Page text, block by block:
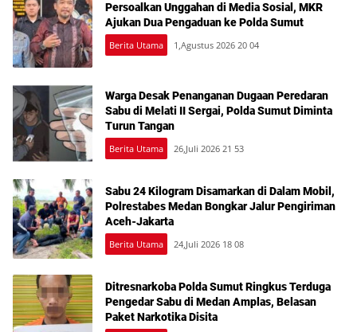
Persoalkan Unggahan di Media Sosial, MKR
Ajukan Dua Pengaduan ke Polda Sumut
Berita Utama 1,Agustus 2026 20 04
Warga Desak Penanganan Dugaan Peredaran
Sabu di Melati II Sergai, Polda Sumut Diminta
Turun Tangan
Berita Utama 26,Juli 2026 21 53
Sabu 24 Kilogram Disamarkan di Dalam Mobil,
Polrestabes Medan Bongkar Jalur Pengiriman
Aceh-Jakarta
Berita Utama 24,Juli 2026 18 08
Ditresnarkoba Polda Sumut Ringkus Terduga
Pengedar Sabu di Medan Amplas, Belasan
Paket Narkotika Disita